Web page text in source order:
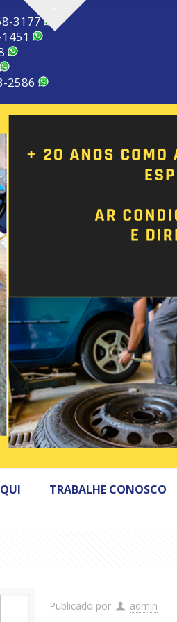
3177
2586
TRABALHE CONOSCO
Publicado por admin